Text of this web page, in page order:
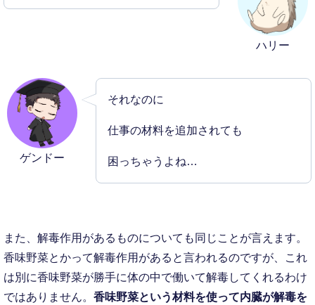
ハリー
ゲンドー
それなのに
仕事の材料を追加されても
困っちゃうよね…
また、解毒作用があるものについても同じことが言えます。
香味野菜とかって解毒作用があると言われるのですが、これ
は別に香味野菜が勝手に体の中で働いて解毒してくれるわけ
ではありません。 香味野菜という材料を使って内臓が解毒を